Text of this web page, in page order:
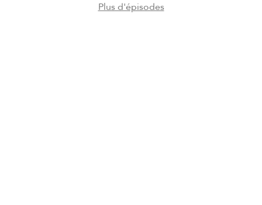
Plus d'épisodes